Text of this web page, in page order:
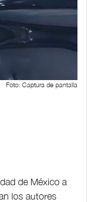
Foto: Captura de pantalla
de México a
los autores